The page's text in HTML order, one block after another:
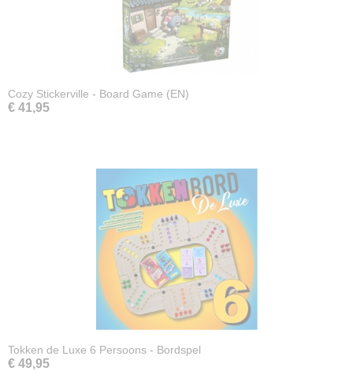
Cozy Stickerville - Board Game (EN)
€ 41,95
Tokken de Luxe 6 Persoons - Bordspel
€ 49,95